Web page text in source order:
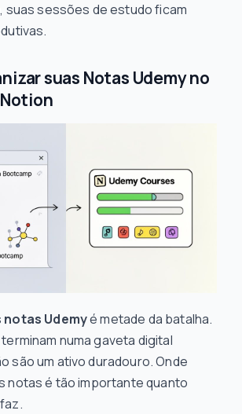
suas sessões de estudo ficam
suas Notas Udemy no
notas Udemyé metade da batalha.
numa gaveta digital
são um ativo duradouro. Onde
notas é tão importante quanto